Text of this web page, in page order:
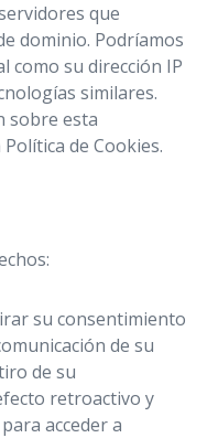
que
dominio. Podríamos
como su dirección IP
similares.
sobre esta
de Cookies.
su consentimiento
de su
de su
retroactivo y
acceder a